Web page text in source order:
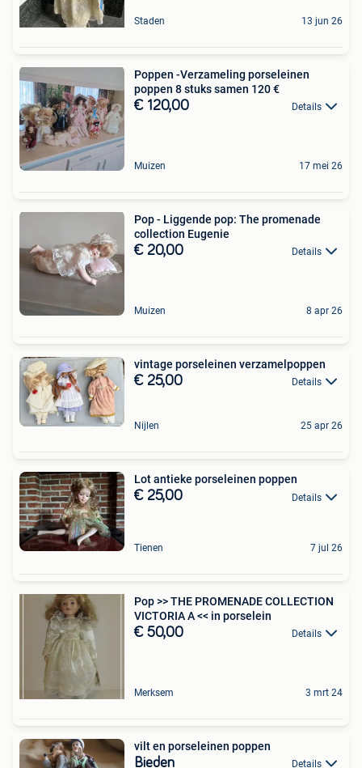
Staden 13 jun 26
Poppen -Verzameling porseleinen
poppen 8 stuks samen 120 €
€ 120,00 Details
Muizen 17 mei 26
Pop - Liggende pop: The promenade
collection Eugenie
€ 20,00 Details
Muizen 8 apr 26
vintage porseleinen verzamelpoppen
€ 25,00 Details
Nijlen 25 apr 26
Lot antieke porseleinen poppen
€ 25,00 Details
Tienen 7 jul 26
Pop >> THE PROMENADE COLLECTION
VICTORIA A << in porselein
€ 50,00 Details
Merksem 3 mrt 24
vilt en porseleinen poppen
Bieden Details